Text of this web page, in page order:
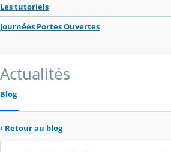
Les tutoriels
Journées Portes Ouvertes
Actualités
Blog
‹ Retour au blog